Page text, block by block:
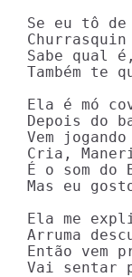
Se eu tô
Sabe qual
Também te
Ela é mó
Depois do
Vem
Cria,
É o som do
Mas eu
Ela me
Arruma
Então vem
Vai sentar